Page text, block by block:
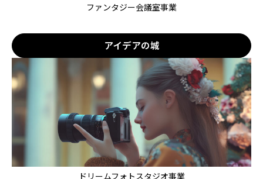
ファンタジー会議室事業
アイデアの城
ドリームフォトスタジオ事業